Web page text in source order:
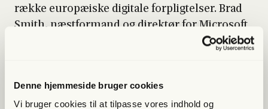
Denne hjemmeside bruger cookies
Vi bruger cookies til at tilpasse vores indhold og
ræk­ke euro­pæ­i­ske digi­ta­le for­plig­tel­ser. Brad
Smith, næst­for­mand og direk­tør for Micro­soft
Cor­pora­tion, sag­de, at Micro­soft vil­le tage alle
un­der at føre rets­sa­ger”.